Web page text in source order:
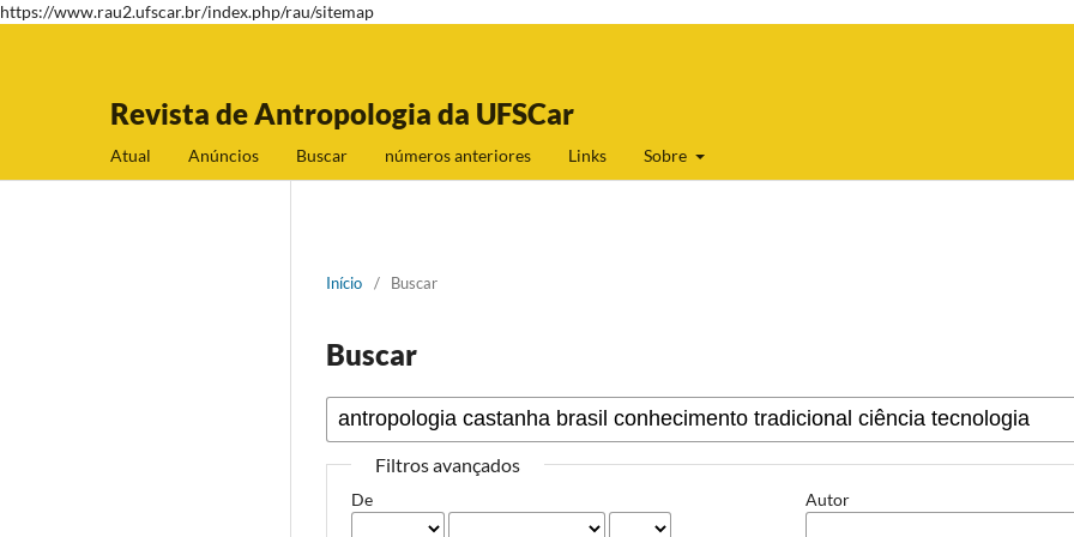
https://www.rau2.ufscar.br/index.php/rau/sitemap
Revista de Antropologia da UFSCar
Atual Anúncios Buscar números anteriores Links Sobre
Início / Buscar
Buscar
Filtros avançados
De Autor